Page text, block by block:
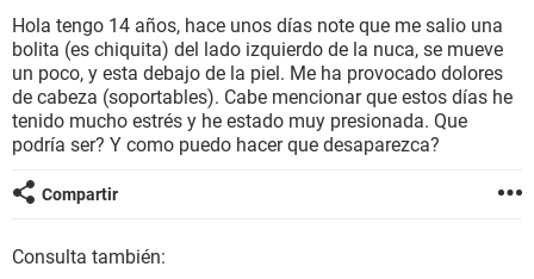
BIENESTAR
SEXUALIDAD
GLOSARIO
Hola tengo 14 años, hace unos días note que me salio una
bolita (es chiquita) del lado izquierdo de la nuca, se mueve
un poco, y esta debajo de la piel. Me ha provocado dolores
de cabeza (soportables). Cabe mencionar que estos días he
tenido mucho estrés y he estado muy presionada. Que
podría ser? Y como puedo hacer que desaparezca?
Compartir
Consulta también: